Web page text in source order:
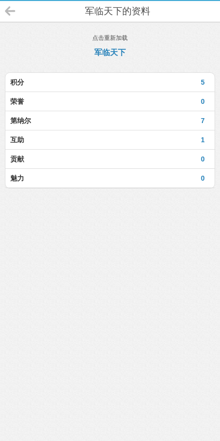
军临天下的资料
点击重新加载
军临天下
5
积分
0
荣誉
7
第纳尔
1
互助
0
贡献
0
魅力